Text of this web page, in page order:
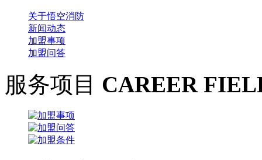
关于悟空消防
新闻动态
加盟事项
加盟问答
服务项目 CAREER